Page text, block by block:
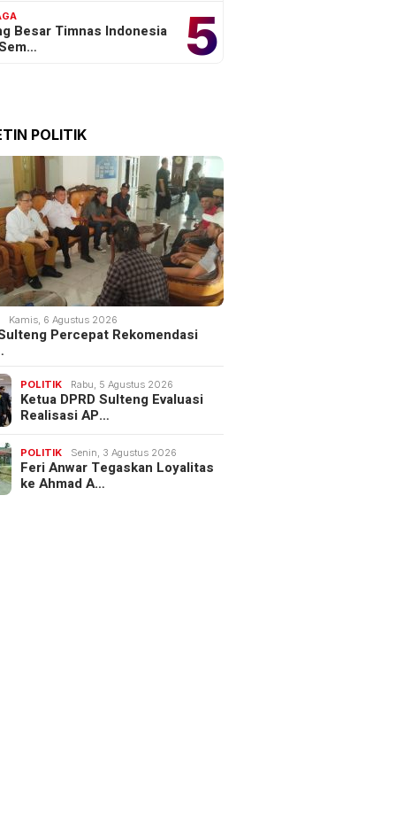
5
Besar Timnas Indonesia
POLITIK
Kamis, 6 Agustus 2026
Percepat Rekomendasi
POLITIK Rabu, 5 Agustus 2026
Ketua DPRD Sulteng Evaluasi
Realisasi AP…
POLITIK Senin, 3 Agustus 2026
Feri Anwar Tegaskan Loyalitas
ke Ahmad A…